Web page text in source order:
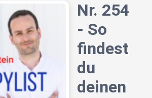
Nr. 254
- So
findest
du
deinen